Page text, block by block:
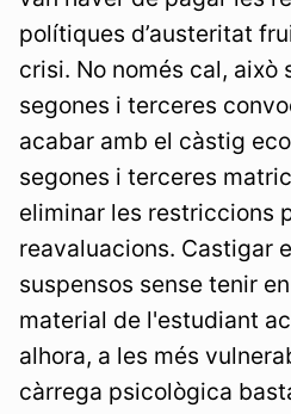
polítiques d’austeritat
crisi. No només cal, això
segones i terceres
acabar amb el càstig
segones i terceres
eliminar les restriccions
reavaluacions. Castigar
suspensos sense tenir
material de l'estudiant
alhora, a les més
càrrega psicològica